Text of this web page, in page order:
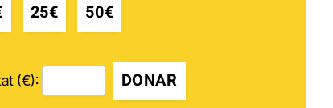
25€ 50€
(€): DONAR